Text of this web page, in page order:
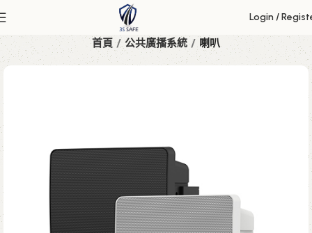
Login /
首頁 公共廣播系統 喇叭